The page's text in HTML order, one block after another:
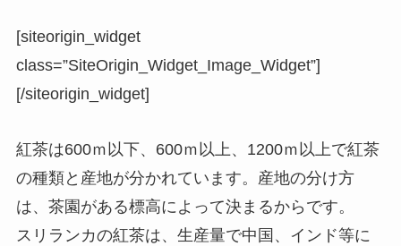
[siteorigin_widget
class=”SiteOrigin_Widget_Image_Widget”]
[/siteorigin_widget]
紅茶は600ｍ以下、600ｍ以上、1200ｍ以上で紅茶
の種類と産地が分かれています。産地の分け方
は、茶園がある標高によって決まるからです。
スリランカの紅茶は、生産量で中国、インド等に